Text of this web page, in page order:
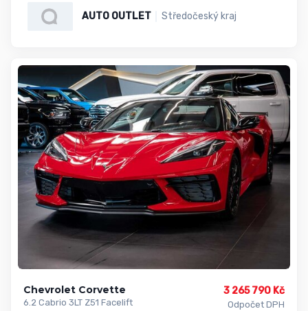
AUTO OUTLET Středočeský kraj
Chevrolet Corvette
6.2 Cabrio 3LT Z51 Facelift
3 265 790 Kč
Odpočet DPH